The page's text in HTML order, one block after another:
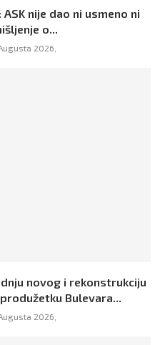
nije dao ni usmeno ni
o...
2026,
novog i rekonstrukciju
Bulevara...
2026,